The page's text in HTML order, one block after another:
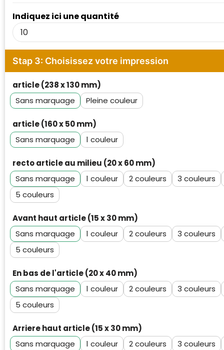
Indiquez ici une quantité
Stap 3: Choisissez votre impression
article (238 x 130 mm)
Sans marquage
Pleine couleur
article (160 x 50 mm)
Sans marquage
1
recto article au milieu (20 x 60 mm)
Sans marquage
1 2
3
5
Avant haut article (15 x 30 mm)
Sans marquage
1 2
3
5
En bas de l'article (20 x 40 mm)
Sans marquage
1 2
3
5
Arriere haut article (15 x 30 mm)
Sans marquage
1 2
3